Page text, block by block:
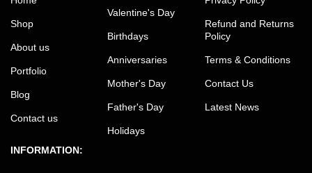
Shop
About us
Portfolio
Blog
Contact us
Valentine's Day
Birthdays
Anniversaries
Mother's Day
Father's Day
Holidays
Refund and Returns
Policy
Terms & Conditions
Contact Us
Latest News
INFORMATION: